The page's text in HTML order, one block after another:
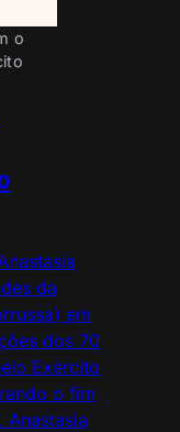
o
da
em
dos 70
Exército
o fim
Anastasia